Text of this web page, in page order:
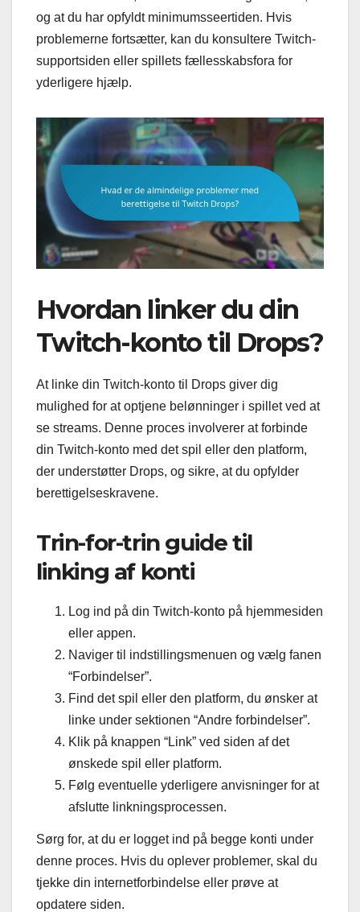
og at du har opfyldt minimumsseertiden. Hvis
problemerne fortsætter, kan du konsultere Twitch-
supportsiden eller spillets fællesskabsfora for
yderligere hjælp.
Hvordan linker du din
Twitch-konto til Drops?
At linke din Twitch-konto til Drops giver dig
mulighed for at optjene belønninger i spillet ved at
se streams. Denne proces involverer at forbinde
din Twitch-konto med det spil eller den platform,
der understøtter Drops, og sikre, at du opfylder
berettigelseskravene.
Trin-for-trin guide til
linking af konti
Log ind på din Twitch-konto på hjemmesiden
eller appen.
Naviger til indstillingsmenuen og vælg fanen
“Forbindelser”.
Find det spil eller den platform, du ønsker at
linke under sektionen “Andre forbindelser”.
Klik på knappen “Link” ved siden af det
ønskede spil eller platform.
Følg eventuelle yderligere anvisninger for at
afslutte linkningsprocessen.
Sørg for, at du er logget ind på begge konti under
denne proces. Hvis du oplever problemer, skal du
tjekke din internetforbindelse eller prøve at
opdatere siden.